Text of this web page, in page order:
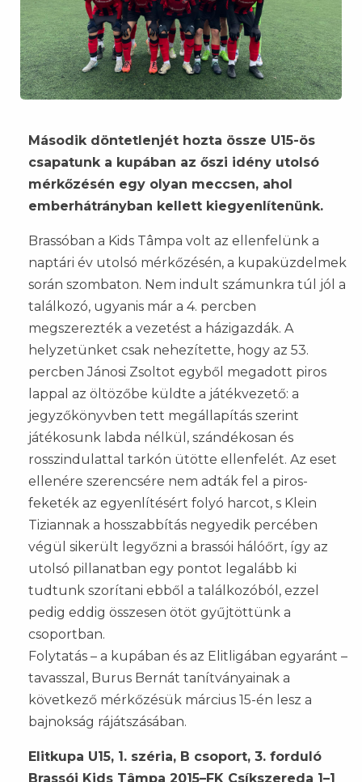
Második döntetlenjét hozta össze U15-ös
csapatunk a kupában az őszi idény utolsó
mérkőzésén egy olyan meccsen, ahol
emberhátrányban kellett kiegyenlítenünk.
Brassóban a Kids Tâmpa volt az ellenfelünk a
naptári év utolsó mérkőzésén, a kupaküzdelmek
során szombaton. Nem indult számunkra túl jól a
találkozó, ugyanis már a 4. percben
megszerezték a vezetést a házigazdák. A
helyzetünket csak nehezítette, hogy az 53.
percben Jánosi Zsoltot egyből megadott piros
lappal az öltözőbe küldte a játékvezető: a
jegyzőkönyvben tett megállapítás szerint
játékosunk labda nélkül, szándékosan és
rosszindulattal tarkón ütötte ellenfelét. Az eset
ellenére szerencsére nem adták fel a piros-
feketék az egyenlítésért folyó harcot, s Klein
Tiziannak a hosszabbítás negyedik percében
végül sikerült legyőzni a brassói hálóőrt, így az
utolsó pillanatban egy pontot legalább ki
tudtunk szorítani ebből a találkozóból, ezzel
pedig eddig összesen ötöt gyűjtöttünk a
csoportban.
Folytatás – a kupában és az Elitligában egyaránt –
tavasszal, Burus Bernát tanítványainak a
következő mérkőzésük március 15-én lesz a
bajnokság rájátszásában.
Elitkupa U15, 1. széria, B csoport, 3. forduló
Brassói Kids Tâmpa 2015–FK Csíkszereda 1–1